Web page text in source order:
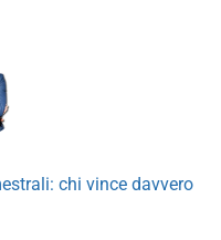
chi vince davvero